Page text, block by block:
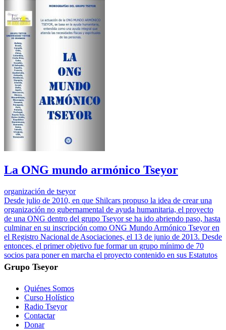
La ONG mundo armónico Tseyor
organización de tseyor
Desde julio de 2010, en que Shilcars propuso la idea de crear una
organización no gubernamental de ayuda humanitaria, el proyecto
de una ONG dentro del grupo Tseyor se ha ido abriendo paso, hasta
culminar en su inscripción como ONG Mundo Armónico Tseyor en
el Registro Nacional de Asociaciones, el 13 de junio de 2013. Desde
entonces, el primer objetivo fue formar un grupo mínimo de 70
socios para poner en marcha el proyecto contenido en sus Estatutos
Grupo Tseyor
Quiénes Somos
Curso Holístico
Radio Tseyor
Contactar
Donar